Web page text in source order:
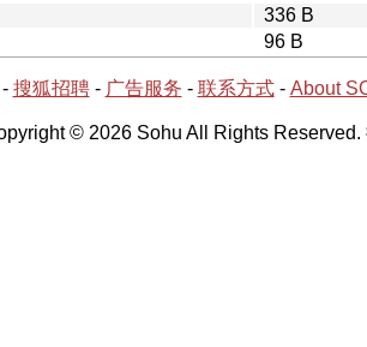
336 B
96 B
搜狐招聘- 广告服务 - 联系方式- About
© 2026 Sohu All Rights Reserved.